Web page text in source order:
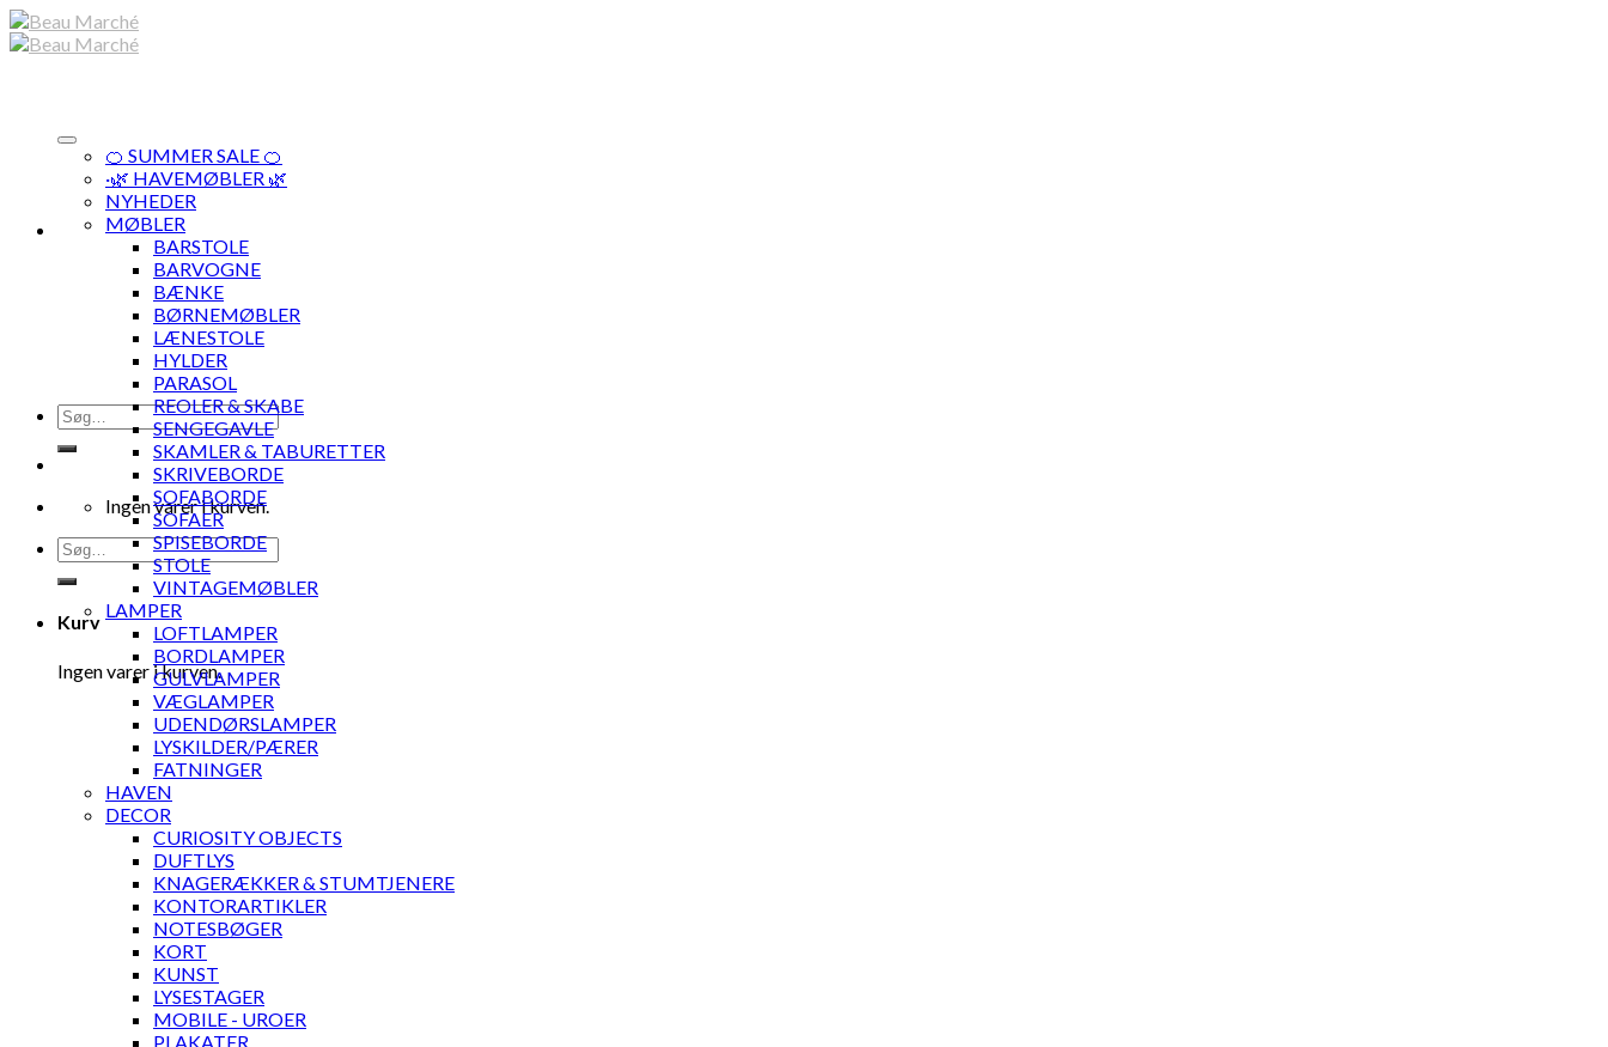
Skip
to
Søg
efter:
Ingen varer i kurven.
Søg
efter:
Kurv
Ingen varer i kurven.
🍊 SUMMER SALE 🍊
·🌿 HAVEMØBLER 🌿
NYHEDER
MØBLER
BARSTOLE
BARVOGNE
BÆNKE
BØRNEMØBLER
LÆNESTOLE
HYLDER
PARASOL
REOLER & SKABE
SENGEGAVLE
SKAMLER & TABURETTER
SKRIVEBORDE
SOFABORDE
SOFAER
SPISEBORDE
STOLE
VINTAGEMØBLER
LAMPER
LOFTLAMPER
BORDLAMPER
GULVLAMPER
VÆGLAMPER
UDENDØRSLAMPER
LYSKILDER/PÆRER
FATNINGER
HAVEN
DECOR
CURIOSITY OBJECTS
DUFTLYS
KNAGERÆKKER & STUMTJENERE
KONTORARTIKLER
NOTESBØGER
KORT
KUNST
LYSESTAGER
MOBILE - UROER
PLAKATER